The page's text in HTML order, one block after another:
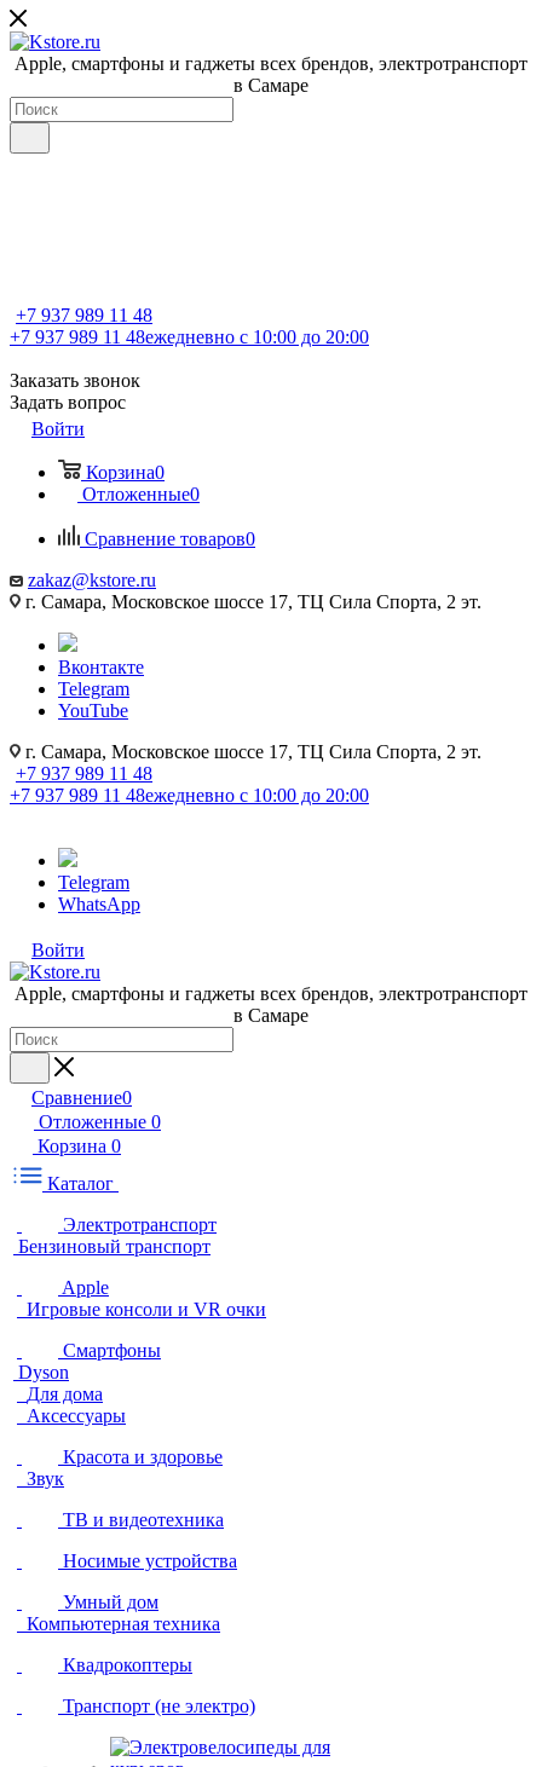
Apple, cмартфоны и гаджеты всех брендов, электротранспорт
в Самаре
+7 937 989 11 48
+7 937 989 11 48ежедневно с 10:00 до 20:00
Заказать звонок
Задать вопрос
Войти
Корзина0
Отложенные0
Сравнение товаров0
zakaz@kstore.ru
г. Самара, Московское шоссе 17, ТЦ Сила Спорта, 2 эт.
Вконтакте
Telegram
YouTube
г. Самара, Московское шоссе 17, ТЦ Сила Спорта, 2 эт.
+7 937 989 11 48
+7 937 989 11 48ежедневно с 10:00 до 20:00
Telegram
WhatsApp
Войти
Apple, cмартфоны и гаджеты всех брендов, электротранспорт
в Самаре
Сравнение0
Отложенные 0
Корзина 0
Каталог
Электротранспорт
Бензиновый транспорт
Apple
Игровые консоли и VR очки
Смартфоны
Dyson
Для дома
Аксессуары
Красота и здоровье
Звук
ТВ и видеотехника
Носимые устройства
Умный дом
Компьютерная техника
Квадрокоптеры
Транспорт (не электро)